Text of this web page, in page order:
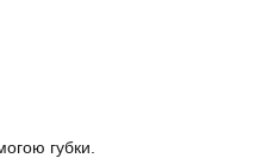
губки.